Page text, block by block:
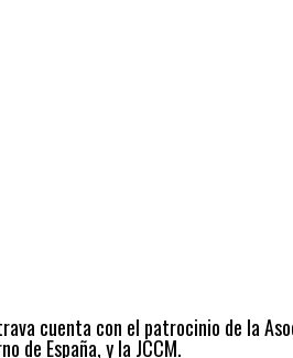
cuenta con el patrocinio de la
de España, y la JCCM.